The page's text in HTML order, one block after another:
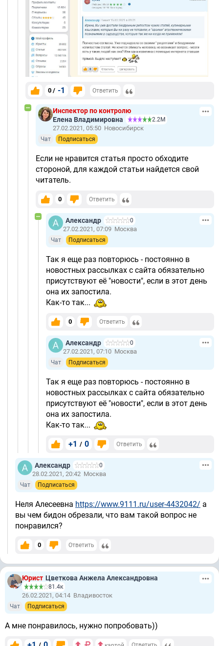
0 / -1 Ответить
Инспектор по контролю
Елена Владимировна
2.2М
27.02.2021, 05:50 Новосибирск
Чат Подписаться
Если не нравится статья просто обходите
стороной, для каждой статьи найдется свой
читатель.
0 Ответить
Александр 0
27.02.2021, 07:09 Москва
Чат Подписаться
Так я еще раз повторюсь - постоянно в
новостных рассылках с сайта обязательно
присутствуют её "новости", если в этот день
она их запостила.
Как-то так...
0 Ответить
Александр 0
27.02.2021, 07:10 Москва
Чат Подписаться
Так я еще раз повторюсь - постоянно в
новостных рассылках с сайта обязательно
присутствуют её "новости", если в этот день
она их запостила.
Как-то так...
+1 / 0 Ответить
Александр 0
28.02.2021, 20:42 Москва
Чат Подписаться
Неля Алесеевна https://www.9111.ru/user-4432042/ а
вы чем бидон обрезали, что вам такой вопрос не
понравился?
0 Ответить
Юрист Цветкова Анжела Александровна
81.4к
26.02.2021, 04:14 Владивосток
Чат Подписаться
А мне понравилось, нужно попробовать))